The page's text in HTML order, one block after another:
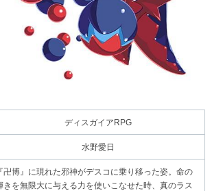
ディスガイアRPG
水野愛日
『卍博』に現れた邪神がデスコに乗り移った姿。命の
きを無限大に与える力を使いこなせた時、真のラス